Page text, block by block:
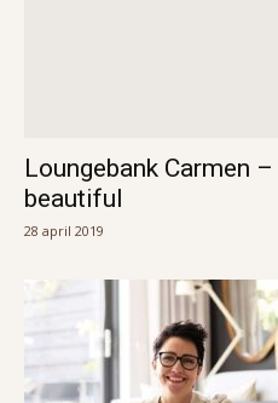
Loungebank Carmen
beautiful
28 april 2019